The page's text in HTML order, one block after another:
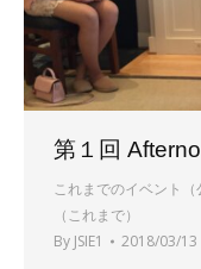
第１回
これまでのイベント（
（これまで）
By JSIE1 2018/03/13